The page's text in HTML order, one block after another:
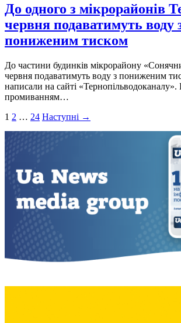
До одного з мікрорайонів
червня подаватимуть воду
пониженим тиском
До частини будинків мікрорайону
червня подаватимуть воду з пониженим
написали на сайті «Тернопільводоканалу».
промиванням…
Пагінація
записів
1 2 … 24 Наступні →